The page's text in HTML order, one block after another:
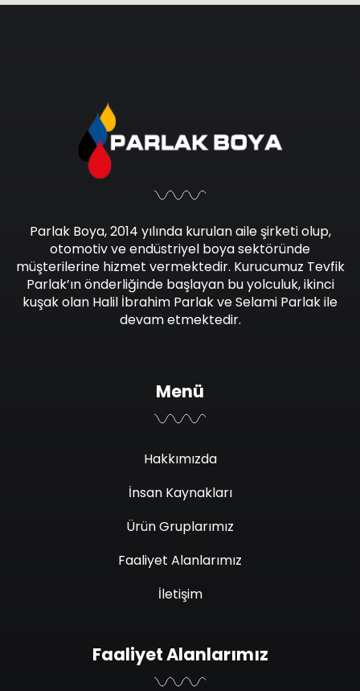
Parlak Boya, 2014 yılında kurulan aile şirketi olup,
otomotiv ve endüstriyel boya sektöründe
müşterilerine hizmet vermektedir. Kurucumuz Tevfik
Parlak’ın önderliğinde başlayan bu yolculuk, ikinci
kuşak olan Halil İbrahim Parlak ve Selami Parlak ile
devam etmektedir.
Menü
Hakkımızda
İnsan Kaynakları
Ürün Gruplarımız
Faaliyet Alanlarımız
İletişim
Faaliyet Alanlarımız